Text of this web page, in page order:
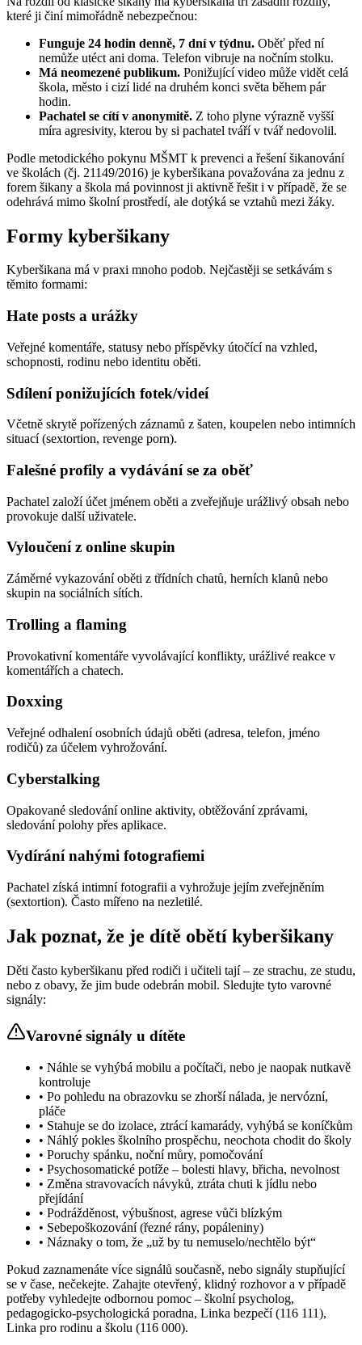
které ji činí mimořádně nebezpečnou:
Funguje 24 hodin denně, 7 dní v týdnu. Oběť před ní
nemůže utéct ani doma. Telefon vibruje na nočním stolku.
Má neomezené publikum. Ponižující video může vidět celá
škola, město i cizí lidé na druhém konci světa během pár
hodin.
Pachatel se cítí v anonymitě. Z toho plyne výrazně vyšší
míra agresivity, kterou by si pachatel tváří v tvář nedovolil.
Podle metodického pokynu MŠMT k prevenci a řešení šikanování
ve školách (čj. 21149/2016) je kyberšikana považována za jednu z
forem šikany a škola má povinnost ji aktivně řešit i v případě, že se
odehrává mimo školní prostředí, ale dotýká se vztahů mezi žáky.
Formy kyberšikany
Kyberšikana má v praxi mnoho podob. Nejčastěji se setkávám s
těmito formami:
Hate posts a urážky
Veřejné komentáře, statusy nebo příspěvky útočící na vzhled,
schopnosti, rodinu nebo identitu oběti.
Sdílení ponižujících fotek/videí
Včetně skrytě pořízených záznamů z šaten, koupelen nebo intimních
situací (sextortion, revenge porn).
Falešné profily a vydávání se za oběť
Pachatel založí účet jménem oběti a zveřejňuje urážlivý obsah nebo
provokuje další uživatele.
Vyloučení z online skupin
Záměrné vykazování oběti z třídních chatů, herních klanů nebo
skupin na sociálních sítích.
Trolling a flaming
Provokativní komentáře vyvolávající konflikty, urážlivé reakce v
komentářích a chatech.
Doxxing
Veřejné odhalení osobních údajů oběti (adresa, telefon, jméno
rodičů) za účelem vyhrožování.
Cyberstalking
Opakované sledování online aktivity, obtěžování zprávami,
sledování polohy přes aplikace.
Vydírání nahými fotografiemi
Pachatel získá intimní fotografii a vyhrožuje jejím zveřejněním
(sextortion). Často mířeno na nezletilé.
Jak poznat, že je dítě obětí kyberšikany
Děti často kyberšikanu před rodiči i učiteli tají – ze strachu, ze studu,
nebo z obavy, že jim bude odebrán mobil. Sledujte tyto varovné
signály:
Varovné signály u dítěte
• Náhle se vyhýbá mobilu a počítači, nebo je naopak nutkavě
kontroluje
• Po pohledu na obrazovku se zhorší nálada, je nervózní,
pláče
• Stahuje se do izolace, ztrácí kamarády, vyhýbá se koníčkům
• Náhlý pokles školního prospěchu, neochota chodit do školy
• Poruchy spánku, noční můry, pomočování
• Psychosomatické potíže – bolesti hlavy, břicha, nevolnost
• Změna stravovacích návyků, ztráta chuti k jídlu nebo
přejídání
• Podrážděnost, výbušnost, agrese vůči blízkým
• Sebepoškozování (řezné rány, popáleniny)
• Náznaky o tom, že „už by tu nemuselo/nechtělo být“
Pokud zaznamenáte více signálů současně, nebo signály stupňující
se v čase, nečekejte. Zahajte otevřený, klidný rozhovor a v případě
potřeby vyhledejte odbornou pomoc – školní psycholog,
pedagogicko-psychologická poradna, Linka bezpečí (116 111),
Linka pro rodinu a školu (116 000).